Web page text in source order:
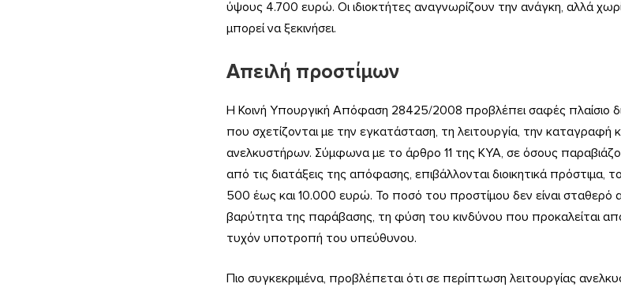
ύψους 4.700 ευρώ. Οι ιδιοκτήτες αναγνωρίζουν την ανάγκη, αλλά
μπορεί να ξεκινήσει.
Απειλή προστίμων
Η Κοινή Υπουργική Απόφαση 28425/2008 προβλέπει σαφές πλαίσιο
που σχετίζονται με την εγκατάσταση, τη λειτουργία, την καταγραφή
ανελκυστήρων. Σύμφωνα με το άρθρο 11 της ΚΥΑ, σε όσους
από τις διατάξεις της απόφασης, επιβάλλονται διοικητικά
500 έως και 10.000 ευρώ. Το ποσό του προστίμου δεν είναι σταθερό
βαρύτητα της παράβασης, τη φύση του κινδύνου που προκαλείται
τυχόν υποτροπή του υπεύθυνου.
Πιο συγκεκριμένα, προβλέπεται ότι σε περίπτωση λειτουργίας